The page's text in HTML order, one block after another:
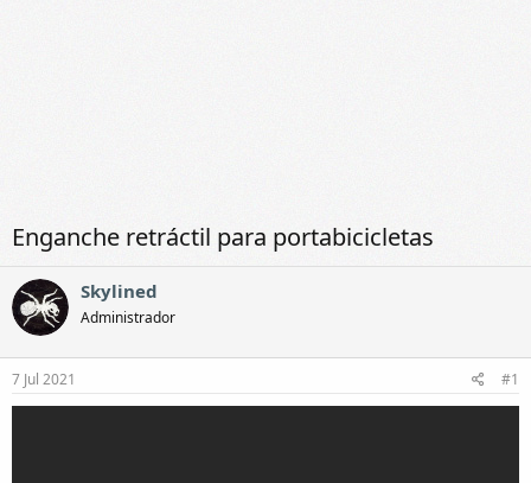
Enganche retráctil para portabicicletas
Skylined
Administrador
7 Jul 2021 #1